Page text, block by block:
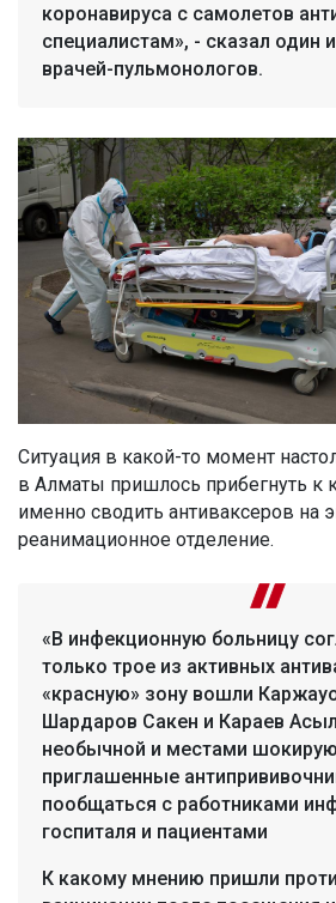
коронавируса с самолетов
специалистам», - сказал один
врачей-пульмонологов.
Ситуация в какой-то момент
в Алматы пришлось прибегнуть к
именно сводить антиваксеров на
реанимационное отделение.
«В инфекционную больницу
только трое из активных
«красную» зону вошли
Шардаров Сакен и Караев
необычной и местами
приглашенные
пообщаться с работниками
госпиталя и пациентами
К какому мнению пришли